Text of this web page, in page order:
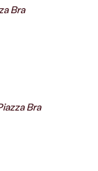
Bra
Bra